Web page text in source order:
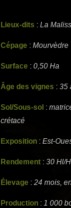
Lieux-dits : La
Cépage : Mourvèdre
Surface : 0,50 Ha
Âge des vignes : 35
Sol/Sous-sol :
crétacé
Exposition : Est-
Rendement : 30 Hl/
Élevage : 24 mois,
Production : 1 000